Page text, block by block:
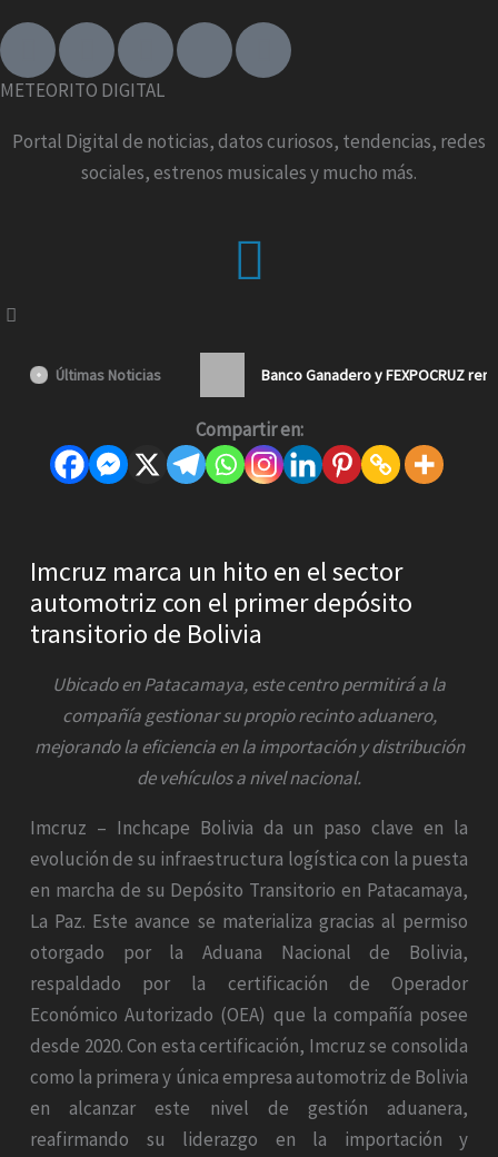
F
c
b
I
s
a
g
T
k
o
k
X
t
i
t
Y
u
u
b
METEORITO DIGITAL
Portal Digital de noticias, datos curiosos, tendencias, redes
sociales, estrenos musicales y mucho más.
Menu
Últimas Noticias Banco Ganadero y FEXPOCRUZ
Compartir en:
Imcruz marca un hito en el sector
automotriz con el primer depósito
transitorio de Bolivia
Ubicado en Patacamaya, este centro permitirá a la
compañía gestionar su propio recinto aduanero,
mejorando la eficiencia en la importación y distribución
de vehículos a nivel nacional.
Imcruz – Inchcape Bolivia da un paso clave en la
evolución de su infraestructura logística con la puesta
en marcha de su Depósito Transitorio en Patacamaya,
La Paz. Este avance se materializa gracias al permiso
otorgado por la Aduana Nacional de Bolivia,
respaldado por la certificación de Operador
Económico Autorizado (OEA) que la compañía posee
desde 2020. Con esta certificación, Imcruz se consolida
como la primera y única empresa automotriz de Bolivia
en alcanzar este nivel de gestión aduanera,
reafirmando su liderazgo en la importación y